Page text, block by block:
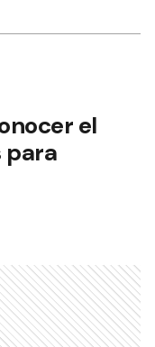
el
para